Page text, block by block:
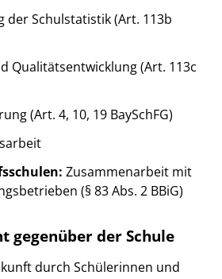
der Schulstatistik (Art. 113b
Qualitätsentwicklung (Art. 113c
(Art. 4, 10, 19 BaySchFG)
Zusammenarbeit mit
(§ 83 Abs. 2 BBiG)
gegenüber der Schule
durch Schülerinnen und